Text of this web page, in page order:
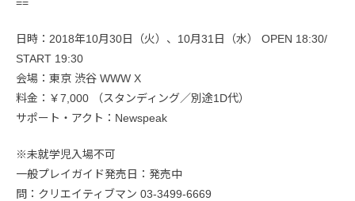
日時：2018年10月30日（火）、10月31日（水） OPEN 18:30/
START 19:30
会場：東京 渋谷 WWW X
料金：￥7,000 （スタンディング／別途1D代）
サポート・アクト：Newspeak
※未就学児入場不可
一般プレイガイド発売日：発売中
問：クリエイティブマン 03-3499-6669